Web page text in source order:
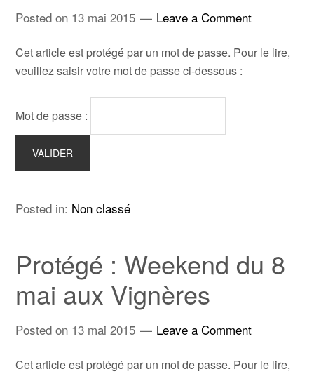
Posted on 13 mai 2015 Leave a Comment
Cet article est protégé par un mot de passe. Pour le lire,
veuillez saisir votre mot de passe ci-dessous :
Mot de passe :
Posted in: Non classé
Protégé : Weekend du 8
mai aux Vignères
Posted on 13 mai 2015 Leave a Comment
Cet article est protégé par un mot de passe. Pour le lire,